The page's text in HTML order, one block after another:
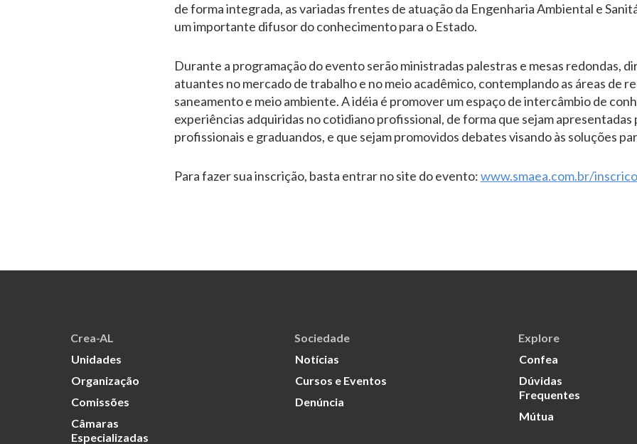
de forma integrada, as variadas frentes de atuação da Engenharia Ambiental e
um importante difusor do conhecimento para o Estado.
Durante a programação do evento serão ministradas palestras e mesas redondas,
atuantes no mercado de trabalho e no meio acadêmico, contemplando as áreas de
saneamento e meio ambiente. A idéia é promover um espaço de intercâmbio de
experiências adquiridas no cotidiano profissional, de forma que sejam apresentadas
profissionais e graduandos, e que sejam promovidos debates visando às soluções
Para fazer sua inscrição, basta entrar no site do evento:www.smaea.com.br/
Crea-AL
Unidades
Organização
Comissões
Câmaras
Especializadas
Sociedade
Notícias
Cursos e Eventos
Denúncia
Explore
Confea
Dúvidas
Frequentes
Mútua